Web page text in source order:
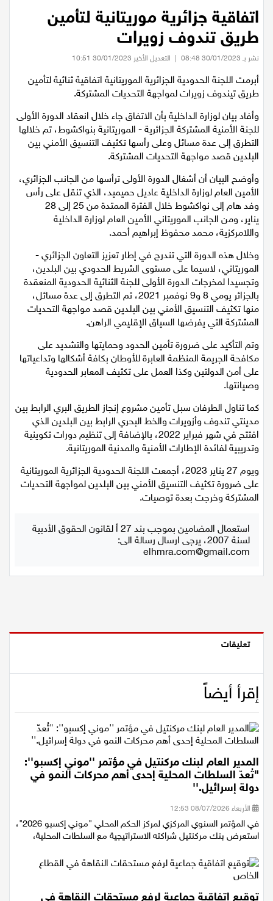
دير حنا
سخنين
عرابة
اخبار عالمية
رياضة محلية
رياضة عالمية
تقارير خاصة
اقتصاد
مقالات
مطبخ
صحة وطب
مجلة الحمرا
جمال وازياء
تكنولوجيا
فن
ستوديو انتخابات 2022
اتفاقية جزائرية موريتانية لتأمين
طريق تندوف زويرات
أبرمت اللجنة الحدودية الجزائرية الموريتانية اتفاقية ثنائية لتأمين
وأفاد بيان لوزارة الداخلية بأن الاتفاق جاء خلال انعقاد الدورة الأولى
للجنة الأمنية المشتركة الجزائرية - الموريتانية بنواكشوط، تم خلالها
التطرق إلى عدة مسائل وعلى رأسها تكثيف التنسيق الأمني بين
وأوضح البيان أن أشغال الدورة الأولى ترأسها من الجانب الجزائري،
الأمين العام لوزارة الداخلية عاديل حميميد، الذي تنقل على رأس
وفد هام إلى نواكشوط خلال الفترة الممتدة من 25 إلى 28
يناير، ومن الجانب الموريتاني الأمين العام لوزارة الداخلية
وخلال هذه الدورة التي تندرج في إطار تعزيز التعاون الجزائري -
الموريتاني، لاسيما على مستوى الشريط الحدودي بين البلدين،
وتجسيدا لمخرجات الدورة الأولى للجنة الثنائية الحدودية المنعقدة
بالجزائر يومي 8 و9 نوفمبر 2021، تم التطرق إلى عدة مسائل،
منها تكثيف التنسيق الأمني بين البلدين قصد مواجهة التحديات
وتم التأكيد على ضرورة تأمين الحدود وحمايتها والتشديد على
مكافحة الجريمة المنظمة العابرة للأوطان بكافة أشكالها وتداعياتها
على أمن الدولتين وكذا العمل على تكثيف المعابر الحدودية
كما تناول الطرفان سبل تأمين مشروع إنجاز الطريق البري الرابط بين
مدينتي تندوف وأزويرات والخط البحري الرابط بين البلدين الذي
افتتح في شهر فبراير 2022، بالإضافة إلى تنظيم دورات تكوينية
ويوم 27 يناير 2023، أجمعت اللجنة الحدودية الجزائرية الموريتانية
على ضرورة تكثيف التنسيق الأمني بين البلدين لمواجهة التحديات
استعمال المضامين بموجب بند 27 أ لقانون الحقوق الأدبية
لسنة 2007، يرجى ارسال رسالة الى:
إقرأ أيضاً
المدير العام لبنك مركنتيل في مؤتمر ''موني إكسبو'':
"تُعدّ السلطات المحلية إحدى أهم محركات النمو في
دولة إسرائيل.''
الأربعاء 08/07/2026 12:53